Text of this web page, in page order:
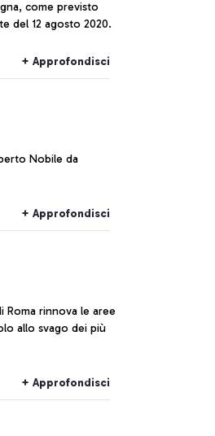
come previsto
del 12 agosto 2020.
+ Approfondisci
Nobile da
+ Approfondisci
rinnova le aree
allo svago dei più
+ Approfondisci